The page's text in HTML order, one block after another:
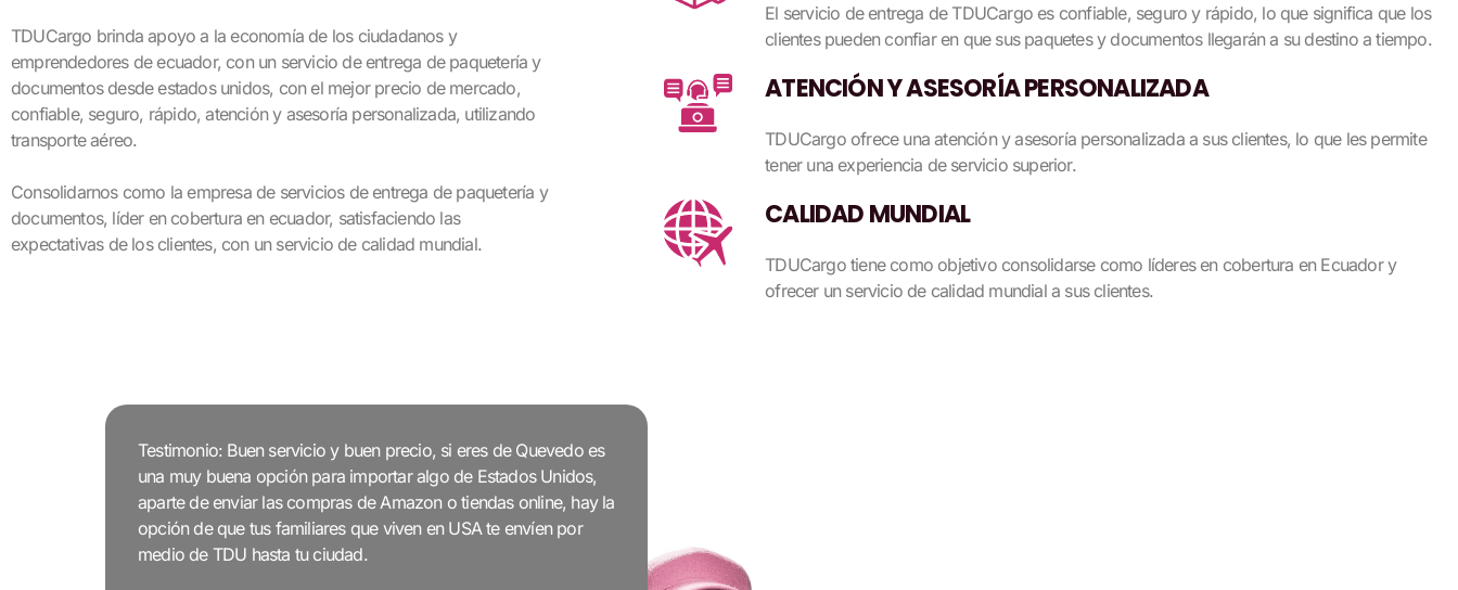
TDUCargo brinda apoyo a la economía de los ciudadanos y
emprendedores de ecuador, con un servicio de entrega de paquetería y
documentos desde estados unidos, con el mejor precio de mercado,
confiable, seguro, rápido, atención y asesoría personalizada, utilizando
transporte aéreo.
Consolidarnos como la empresa de servicios de entrega de paquetería y
documentos, líder en cobertura en ecuador, satisfaciendo las
expectativas de los clientes, con un servicio de calidad mundial.
El servicio de entrega de TDUCargo es confiable, seguro y rápido, lo que significa que los
clientes pueden confiar en que sus paquetes y documentos llegarán a su destino a tiempo.
ATENCIÓN Y ASESORÍA PERSONALIZADA
TDUCargo ofrece una atención y asesoría personalizada a sus clientes, lo que les permite
tener una experiencia de servicio superior.
CALIDAD MUNDIAL
TDUCargo tiene como objetivo consolidarse como líderes en cobertura en Ecuador y
ofrecer un servicio de calidad mundial a sus clientes.
Testimonio: Buen servicio y buen precio, si eres de Quevedo es
una muy buena opción para importar algo de Estados Unidos,
aparte de enviar las compras de Amazon o tiendas online, hay la
opción de que tus familiares que viven en USA te envíen por
medio de TDU hasta tu ciudad.